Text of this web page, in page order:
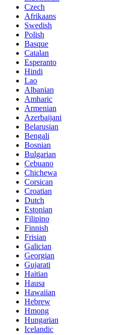
Czech
Afrikaans
Swedish
Polish
Basque
Catalan
Esperanto
Hindi
Lao
Albanian
Amharic
Armenian
Azerbaijani
Belarusian
Bengali
Bosnian
Bulgarian
Cebuano
Chichewa
Corsican
Croatian
Dutch
Estonian
Filipino
Finnish
Frisian
Galician
Georgian
Gujarati
Haitian
Hausa
Hawaiian
Hebrew
Hmong
Hungarian
Icelandic